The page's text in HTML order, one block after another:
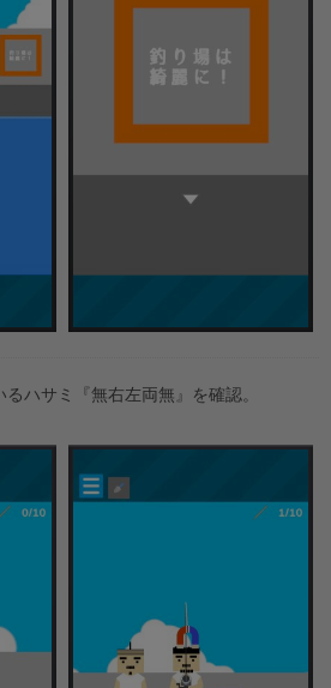
ハサミ『無右左両無』を確認。